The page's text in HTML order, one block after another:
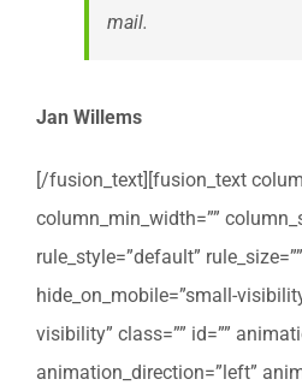
mail.
Jan Willems
[/fusion_text][fusion_text
column_min_width=””
rule_style=”default”
hide_on_mobile=”small-
visibility” class=”” id=””
animation_direction=”left”